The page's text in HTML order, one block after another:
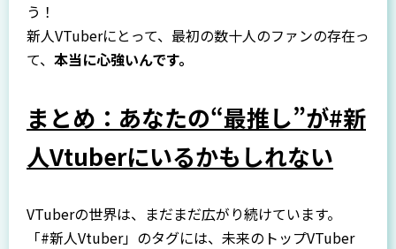
う！
新人VTuberにとって、最初の数十人のファンの存在っ
て、 本当に心強いんです。
まとめ：あなたの“最推し”が#新
人Vtuberにいるかもしれない
VTuberの世界は、まだまだ広がり続けています。
「#新人Vtuber」のタグには、未来のトップVTuber